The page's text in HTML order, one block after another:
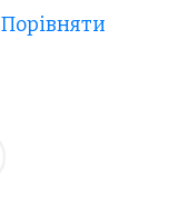
Порівняти